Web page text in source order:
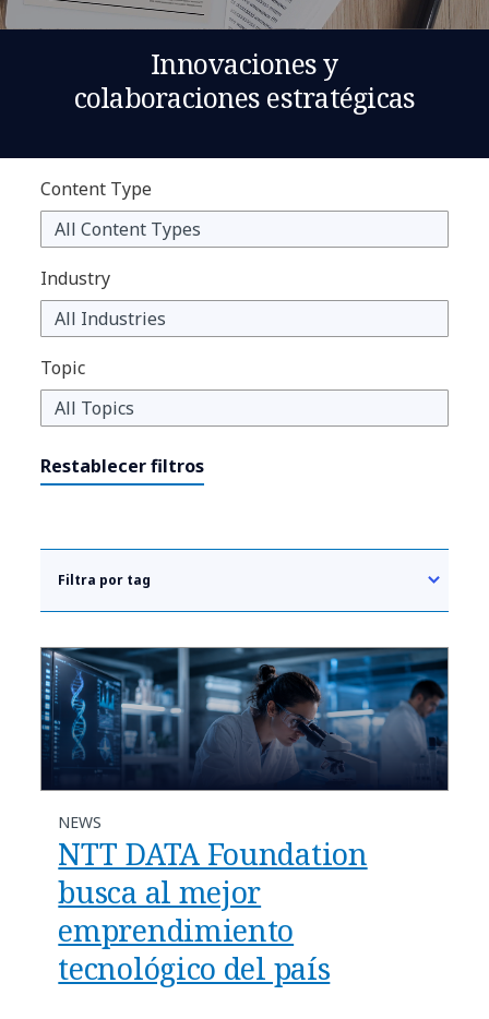
Innovaciones y
colaboraciones estratégicas
Content Type
Industry
Topic
Restablecer filtros
Filtra por tag
NEWS
NTT DATA Foundation
busca al mejor
emprendimiento
tecnológico del país